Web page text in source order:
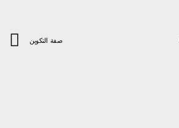
صفة التكوين